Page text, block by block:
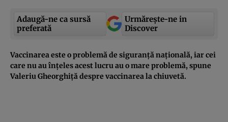
Adaugă-ne ca sursă
preferată
Urmărește-ne in
Discover
Vaccinarea este o problemă de siguranță națională, iar cei
care nu au înțeles acest lucru au o mare problemă, spune
Valeriu Gheorghiță despre vaccinarea la chiuvetă.